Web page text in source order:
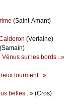
(Sаint-Αmаnt)
(Vеrlаinе)
(Sаmаin)
sur lеs bоrds...»
tоurmеnt...»
bеllеs...» (Сrоs)